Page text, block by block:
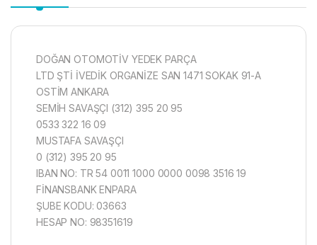
DOĞAN OTOMOTİV YEDEK PARÇA
LTD ŞTİ İVEDİK ORGANİZE SAN 1471 SOKAK 91-A
OSTİM ANKARA
SEMİH SAVAŞÇI (312) 395 20 95
0533 322 16 09
MUSTAFA SAVAŞÇI
0 (312) 395 20 95
IBAN NO: TR 54 0011 1000 0000 0098 3516 19
FİNANSBANK ENPARA
ŞUBE KODU: 03663
HESAP NO: 98351619